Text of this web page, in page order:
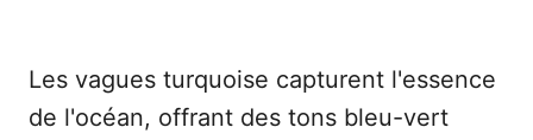
Les vagues turquoise capturent l'essence
de l'océan, offrant des tons bleu-vert